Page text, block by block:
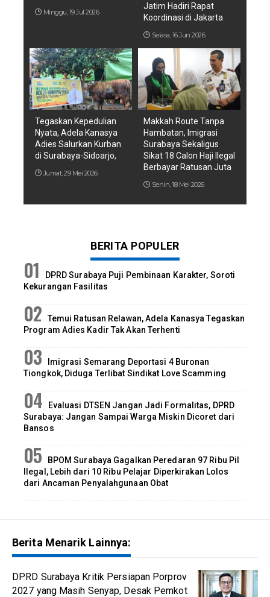
Minggu, 19 Jul 2026
Jatim Hadiri Rapat
Koordinasi di Jakarta
Selasa, 16 Jun 2026
Tegaskan Kepedulian
Nyata, Adela Kanasya
Adies Salurkan Kurban
di Surabaya-Sidoarjo,
Jumat, 29 Mei 2026
Makkah Route Tanpa
Hambatan, Imigrasi
Surabaya Sekaligus
Sikat 18 Calon Haji Ilegal
Berbayar Ratusan Juta
Senin, 18 Mei 2026
BERITA POPULER
DPRD Surabaya Puji Pembinaan Karakter, Soroti
Kekurangan Fasilitas
Temui Ratusan Relawan, Adela Kanasya Tegaskan
Program Adies Kadir Tak Akan Terhenti
Imigrasi Semarang Deportasi 4 Buronan
Tiongkok, Diduga Terlibat Sindikat Love Scamming
Evaluasi DTSEN Jangan Jadi Formalitas, DPRD
Surabaya: Jangan Sampai Warga Miskin Dicoret dari
Bansos
BPOM Surabaya Gagalkan Peredaran 97 Ribu Pil
Ilegal, Lebih dari 10 Ribu Pelajar Diperkirakan Lolos
dari Ancaman Penyalahgunaan Obat
Berita Menarik Lainnya:
DPRD Surabaya Kritik Persiapan Porprov
2027 yang Masih Senyap, Desak Pemkot